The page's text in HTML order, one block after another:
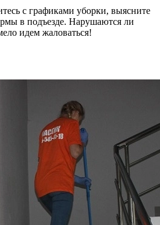
с графиками уборки, выясните
в подъезде. Нарушаются ли
идем жаловаться!